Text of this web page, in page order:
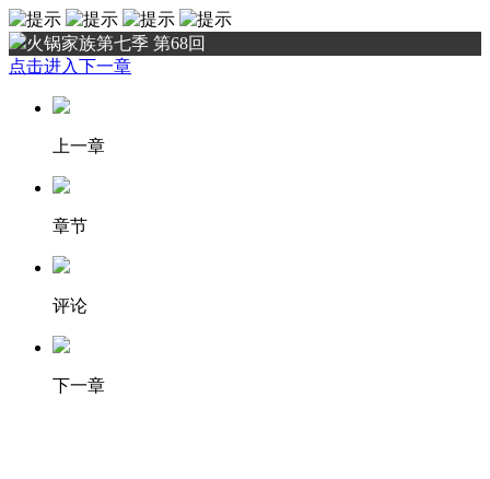
火锅家族第七季 第68回
点击进入下一章
上一章
章节
评论
下一章